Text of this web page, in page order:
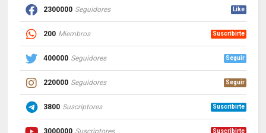
2300000 Seguidores Like
200 Miembros Suscribirte
400000 Seguidores Seguir
220000 Seguidores Seguir
3800 Suscriptores Suscribirte
3000000 Suscriptores Suscribirte